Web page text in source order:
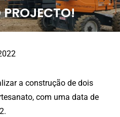
a construção de dois
com uma data de